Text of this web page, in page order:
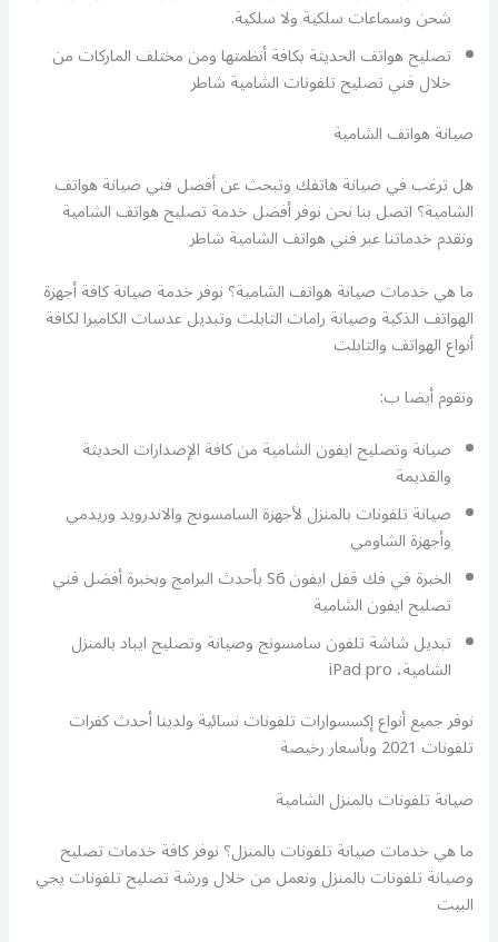
شحن وسماعات سلكية ولا سلكية.
تصليح هواتف الحديثة بكافة أنظمتها ومن مختلف الماركات من
خلال فني تصليح تلفونات الشامية شاطر
صيانة هواتف الشامية
هل ترغب في صيانة هاتفك وتبحث عن أفضل فني صيانة هواتف
الشامية؟ اتصل بنا نحن نوفر أفضل خدمة تصليح هواتف الشامية
ونقدم خدماتنا عبر فني هواتف الشامية شاطر
ما هي خدمات صيانة هواتف الشامية؟ نوفر خدمة صيانة كافة أجهزة
الهواتف الذكية وصيانة رامات التابلت وتبديل عدسات الكاميرا لكافة
أنواع الهواتف والتابلت
ونقوم أيضا ب:
صيانة وتصليح ايفون الشامية من كافة الإصدارات الحديثة
والقديمة
صيانة تلفونات بالمنزل لأجهزة السامسونج والاندرويد وريدمي
وأجهزة الشاومي
الخبرة في فك قفل ايفون S6 بأحدث البرامج وبخبرة أفضل فني
تصليح ايفون الشامية
تبديل شاشة تلفون سامسونج وصيانة وتصليح ايباد بالمنزل
الشامية، iPad pro
نوفر جميع أنواع إكسسوارات تلفونات نسائية ولدينا أحدث كفرات
تلفونات 2021 وبأسعار رخيصة
صيانة تلفونات بالمنزل الشامية
ما هي خدمات صيانة تلفونات بالمنزل؟ نوفر كافة خدمات تصليح
وصيانة تلفونات بالمنزل ونعمل من خلال ورشة تصليح تلفونات يجي
البيت